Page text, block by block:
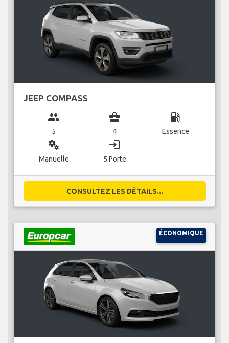
JEEP COMPASS
group
5
business_center
4
local_gas_station
Essence
miscellaneous_services
Manuelle
login
5 Porte
CONSULTEZ LES DÉTAILS...
ÉCONOMIQUE